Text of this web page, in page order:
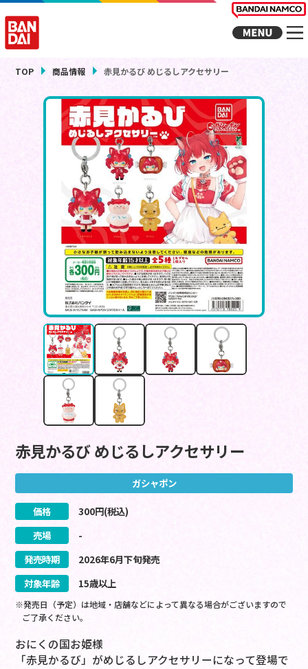
TOP 商品情報 赤見かるび めじるしアクセサリー
赤見かるび めじるしアクセサリー
ガシャポン
価格 300円(税込)
売場
-
発売時期
2026年6月下旬発売
対象年齢
15歳以上
※発売日（予定）は地域・店舗などによって異なる場合がございますので
ご了承ください。
おにくの国お姫様
「赤見かるび」がめじるしアクセサリーになって登場で